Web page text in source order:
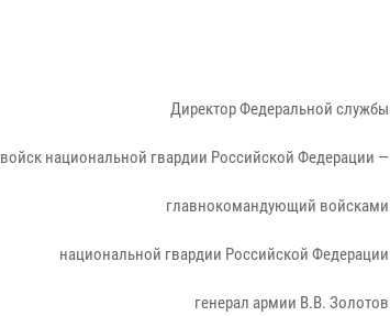
Директор Федеральной службы
войск национальной гвардии Российской Федерации —
главнокомандующий войсками
национальной гвардии Российской Федерации
генерал армии В.В. Золотов